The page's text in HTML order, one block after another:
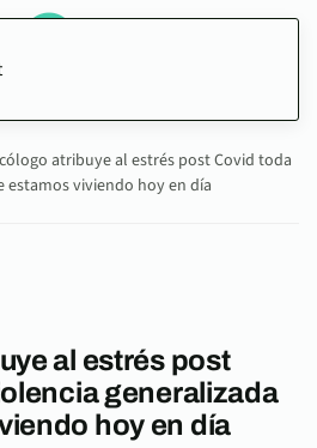
atribuye al estrés post Covid toda
estamos viviendo hoy en día
al estrés post
generalizada
hoy en día